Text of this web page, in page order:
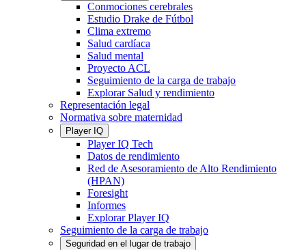
Conmociones cerebrales
Estudio Drake de Fútbol
Clima extremo
Salud cardíaca
Salud mental
Proyecto ACL
Seguimiento de la carga de trabajo
Explorar Salud y rendimiento
Representación legal
Normativa sobre maternidad
Player IQ
Player IQ Tech
Datos de rendimiento
Red de Asesoramiento de Alto Rendimiento
(HPAN)
Foresight
Informes
Explorar Player IQ
Seguimiento de la carga de trabajo
Seguridad en el lugar de trabajo